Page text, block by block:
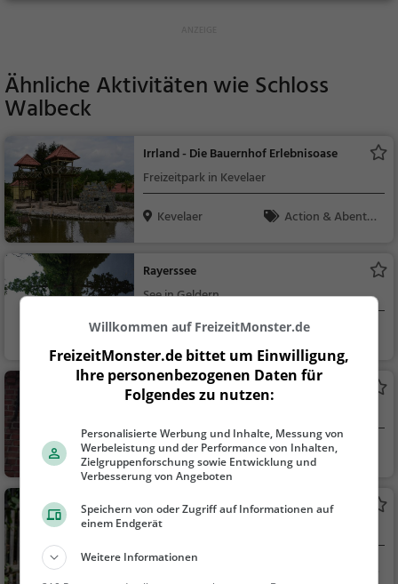
Ähnliche Aktivitäten wieSchloss
Walbeck
Irrland - Die Bauernhof Erlebnisoase
Freizeitpark in Kevelaer
Kevelaer
Action & Abente
Rayerssee
See in Geldern
Geldern
Familie & Kinder,
Natur, See
Haus Ingenraedt
Wachtendonk
Familie & Kinder,
Sehenswürdigkeit
Silver Edition Alpakas
Alpakahof mit Alpaka Wanderungen und
Picknicks in Kevelaer
Willkommen auf FreizeitMonster.de
FreizeitMonster.de bittet um Einwilligung,
Ihre personenbezogenen Daten für
Folgendes zu nutzen:
Personalisierte Werbung und Inhalte, Messung von
Werbeleistung und der Performance von Inhalten,
Zielgruppenforschung sowie Entwicklung und
Verbesserung von Angeboten
Speichern von oder Zugriff auf Informationen auf
einem Endgerät
Weitere Informationen